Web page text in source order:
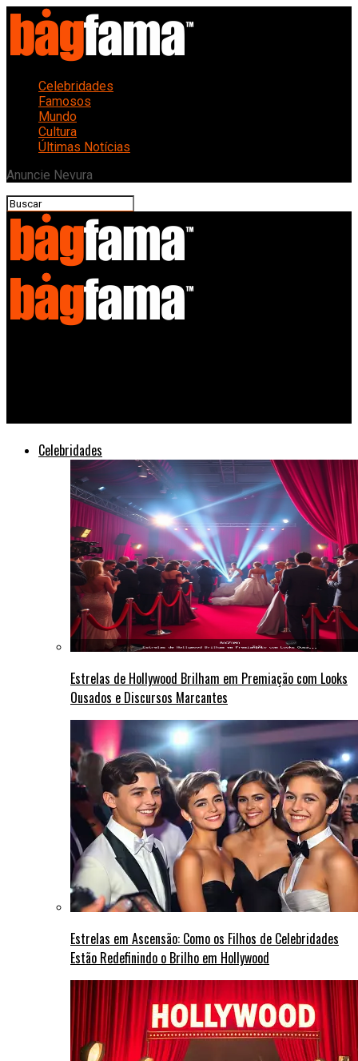
Celebridades
Famosos
Mundo
Cultura
Últimas Notícias
Anuncie Nevura
Celebridades
Estrelas de Hollywood Brilham em Premiação com Looks
Ousados e Discursos Marcantes
Estrelas em Ascensão: Como os Filhos de Celebridades
Estão Redefinindo o Brilho em Hollywood